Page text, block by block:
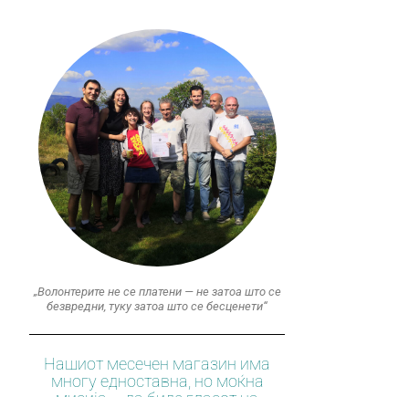
„Волонтерите не се платени — не затоа што се
безвредни, туку затоа што се бесценети“
Нашиот месечен магазин има
многу едноставна, но моќна